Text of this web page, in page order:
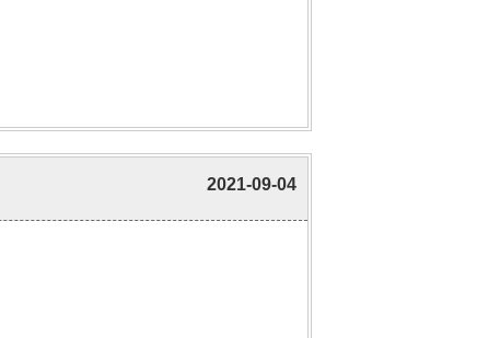
2021-09-04